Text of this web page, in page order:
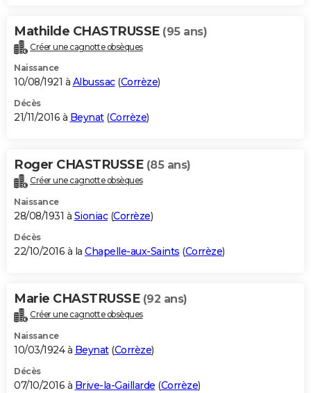
Mathilde CHASTRUSSE (95 ans)
Créer une cagnotte obsèques
Naissance
10/08/1921 à Albussac(Corrèze)
Décès
21/11/2016 à Beynat(Corrèze)
Roger CHASTRUSSE (85 ans)
Créer une cagnotte obsèques
Naissance
28/08/1931 à Sioniac(Corrèze)
Décès
22/10/2016 à la Chapelle-aux-Saints (Corrèze)
Marie CHASTRUSSE (92 ans)
Créer une cagnotte obsèques
Naissance
10/03/1924 à Beynat(Corrèze)
Décès
07/10/2016 à Brive-la-Gaillarde (Corrèze)